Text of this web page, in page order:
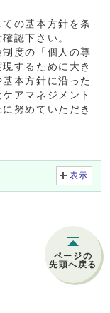
の基本方針を条
認下さい。
度の「個人の尊
するために大き
本方針に沿った
アマネジメント
努めていただき
表示
ページの
先頭へ戻る